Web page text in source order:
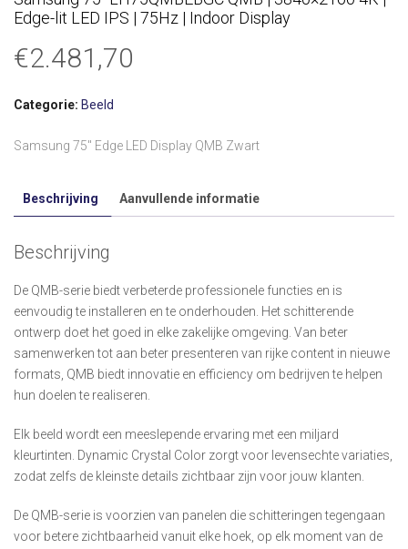
Edge-lit LED IPS | 75Hz | Indoor Display
€2.481,70
Categorie: Beeld
Samsung 75″ Edge LED Display QMB Zwart
Beschrijving Aanvullende informatie
Beschrijving
De QMB-serie biedt verbeterde professionele functies en is
eenvoudig te installeren en te onderhouden. Het schitterende
ontwerp doet het goed in elke zakelijke omgeving. Van beter
samenwerken tot aan beter presenteren van rijke content in nieuwe
formats, QMB biedt innovatie en efficiency om bedrijven te helpen
hun doelen te realiseren.
Elk beeld wordt een meeslepende ervaring met een miljard
kleurtinten. Dynamic Crystal Color zorgt voor levensechte variaties,
zodat zelfs de kleinste details zichtbaar zijn voor jouw klanten.
De QMB-serie is voorzien van panelen die schitteringen tegengaan
voor betere zichtbaarheid vanuit elke hoek, op elk moment van de